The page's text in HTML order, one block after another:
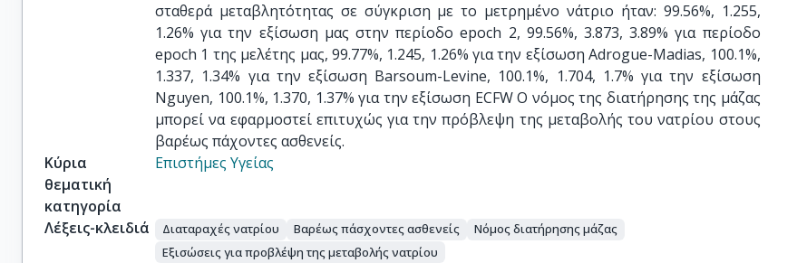
σταθερά μεταβλητότητας σε σύγκριση με το μετρημένο νάτριο ήταν: 99.56%, 1.255,
1.26% για την εξίσωση μας στην περίοδο epoch 2, 99.56%, 3.873, 3.89% για περίοδο
epoch 1 της μελέτης μας, 99.77%, 1.245, 1.26% για την εξίσωση Adrogue-Madias, 100.1%,
1.337, 1.34% για την εξίσωση Barsoum-Levine, 100.1%, 1.704, 1.7% για την εξίσωση
Nguyen, 100.1%, 1.370, 1.37% για την εξίσωση ECFW Ο νόμος της διατήρησης της μάζας
μπορεί να εφαρμοστεί επιτυχώς για την πρόβλεψη της μεταβολής του νατρίου στους
βαρέως πάχοντες ασθενείς.
Κύρια
θεματική
κατηγορία
Επιστήμες Υγείας
Λέξεις-κλειδιά Διαταραχές νατρίου Βαρέως πάσχοντες ασθενείς
Νόμος διατήρησης μάζας
Εξισώσεις για προβλέψη της μεταβολής νατρίου